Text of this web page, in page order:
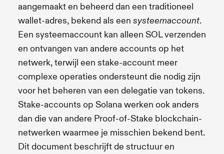
aangemaakt en beheerd dan een traditioneel
wallet-adres, bekend als een systeemaccount.
Een systeemaccount kan alleen SOL verzenden
en ontvangen van andere accounts op het
netwerk, terwijl een stake-account meer
complexe operaties ondersteunt die nodig zijn
voor het beheren van een delegatie van tokens.
Stake-accounts op Solana werken ook anders
dan die van andere Proof-of-Stake blockchain-
netwerken waarmee je misschien bekend bent.
Dit document beschrijft de structuur en